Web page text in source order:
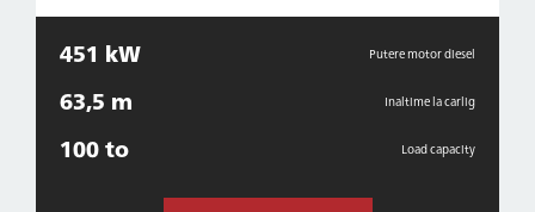
451 kW Putere motor diesel
63,5 m Inaltime la carlig
100 to Load capacity